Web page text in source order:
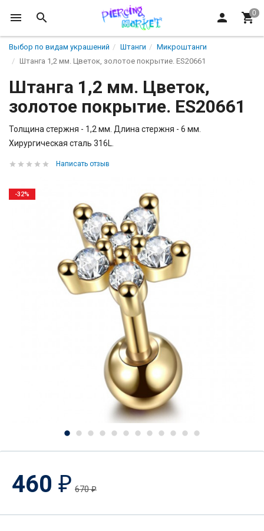
Выбор по видам украшений Штанги
Микроштанги
Штанга 1,2 мм. Цветок, золотое покрытие. ES20661
Штанга 1,2 мм. Цветок,
золотое покрытие. ES20661
Толщина стержня - 1,2 мм. Длина стержня - 6 мм.
Хирургическая сталь 316L.
Написать отзыв
-32%
460 ₽ 670₽